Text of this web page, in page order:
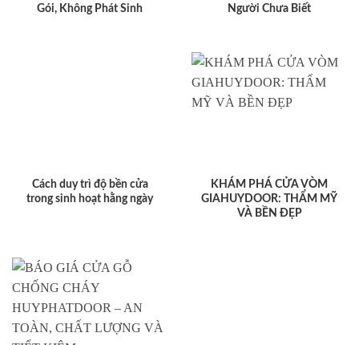
Gói, Không Phát Sinh
Người Chưa Biết
Cách duy trì độ bền cửa
trong sinh hoạt hằng ngày
KHÁM PHÁ CỬA VÒM
GIAHUYDOOR: THẨM MỸ
VÀ BỀN ĐẸP